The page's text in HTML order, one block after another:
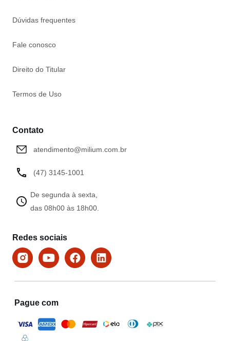
Dúvidas frequentes
Fale conosco
Direito do Titular
Termos de Uso
Contato
atendimento@milium.com.br
(47) 3145-1001
De segunda à sexta,
das 08h00 às 18h00.
Redes sociais
Pague com